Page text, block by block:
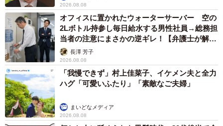
2026.08.08
オフィスに置かれたウォーターサーバー 空の
2Lボトル持参し毎日給水する男性社員→総務担
当者の注意にまさかの逆ギレ！【弁護士が解
説】長澤 芳子
2026.08.08
「我慢できず」村上佳菜子、イケメン夫と全力
ハグ「可愛いふたり」「素敵なご夫婦」
まいどなメディア
2026.08.08